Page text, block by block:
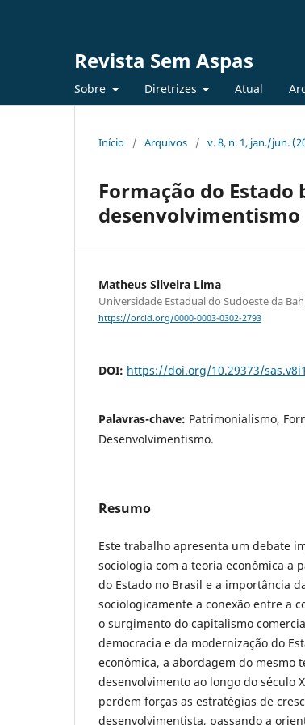
Revista Sem Aspas
Sobre Diretrizes Atual
Início / Arquivos / v. 8, n. 1, jan./jun.
Formação do
desenvolvimentismo
Matheus Silveira Lima
Universidade Estadual do Sudoeste da
https://orcid.org/0000-0003-0302-2793
DOI: https://doi.org/10.29373/
Palavras-chave: Patrimonialismo,
Desenvolvimentismo.
Resumo
Este trabalho apresenta um debate
sociologia com a teoria econômica a
do Estado no Brasil e a importância
sociologicamente a conexão entre a
o surgimento do capitalismo
democracia e da modernização do
econômica, a abordagem do mesmo
desenvolvimento ao longo do século
perdem forças as estratégias de
desenvolvimentista, passando a